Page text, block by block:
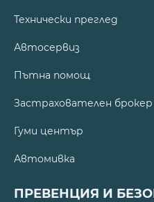
Технически преглед
Автосервиз
Пътна помощ
Застрахователен брокер
Гуми център
Автомивка
ПРЕВЕНЦИЯ И